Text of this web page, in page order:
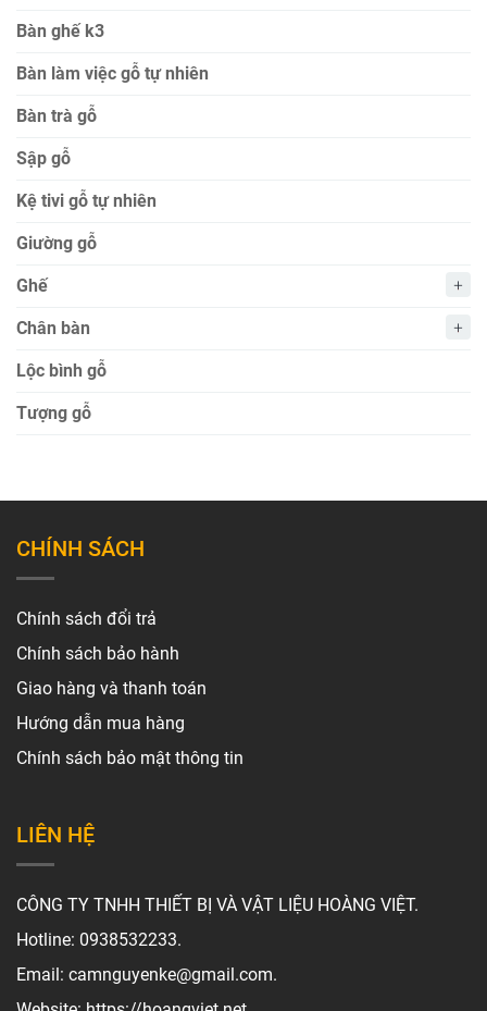
Bàn ghế k3
Bàn làm việc gỗ tự nhiên
Bàn trà gỗ
Sập gỗ
Kệ tivi gỗ tự nhiên
Giường gỗ
Ghế
Chân bàn
Lộc bình gỗ
Tượng gỗ
CHÍNH SÁCH
Chính sách đổi trả
Chính sách bảo hành
Giao hàng và thanh toán
Hướng dẫn mua hàng
Chính sách bảo mật thông tin
LIÊN HỆ
CÔNG TY TNHH THIẾT BỊ VÀ VẬT LIỆU HOÀNG VIỆT.
Hotline: 0938532233.
Email: camnguyenke@gmail.com.